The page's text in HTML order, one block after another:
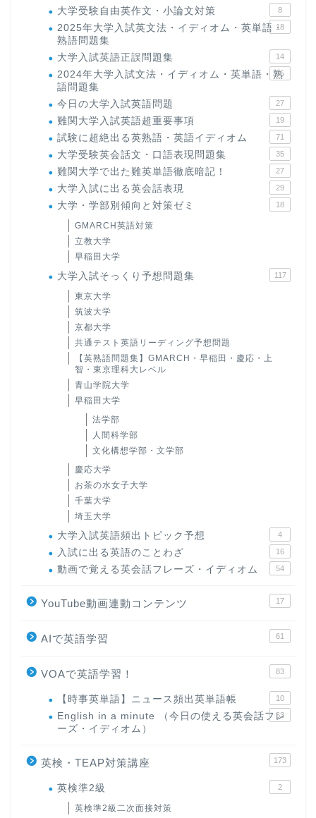
大学受験自由英作文・小論文対策 8
2025年大学入試英文法・イディオム・英単語・
熟語問題集
18
大学入試英語正誤問題集 14
2024年大学入試文法・イディオム・英単語・熟
語問題集
15
今日の大学入試英語問題 27
難関大学入試英語超重要事項 19
試験に超絶出る英熟語・英語イディオム 71
大学受験英会話文・口語表現問題集 35
難関大学で出た難英単語徹底暗記！ 27
大学入試に出る英会話表現 29
大学・学部別傾向と対策ゼミ 18
GMARCH英語対策
立教大学
早稲田大学
大学入試そっくり予想問題集 117
東京大学
筑波大学
京都大学
共通テスト英語リーディング予想問題
【英熟語問題集】GMARCH・早稲田・慶応・上
智・東京理科大レベル
青山学院大学
早稲田大学
法学部
人間科学部
文化構想学部・文学部
慶応大学
お茶の水女子大学
千葉大学
埼玉大学
大学入試英語頻出トピック予想 4
入試に出る英語のことわざ 16
動画で覚える英会話フレーズ・イディオム 54
YouTube動画連動コンテンツ 17
AIで英語学習 61
VOAで英語学習！ 83
【時事英単語】ニュース頻出英単語帳 10
English in a minute （今日の使える英会話フレ
ーズ・イディオム）
63
英検・TEAP対策講座 173
英検準2級 2
英検準2級二次面接対策